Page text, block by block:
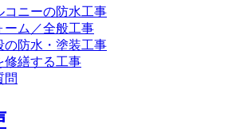
コニーの防水工事
ーム／全般工事
の防水・塗装工事
修繕する工事
問